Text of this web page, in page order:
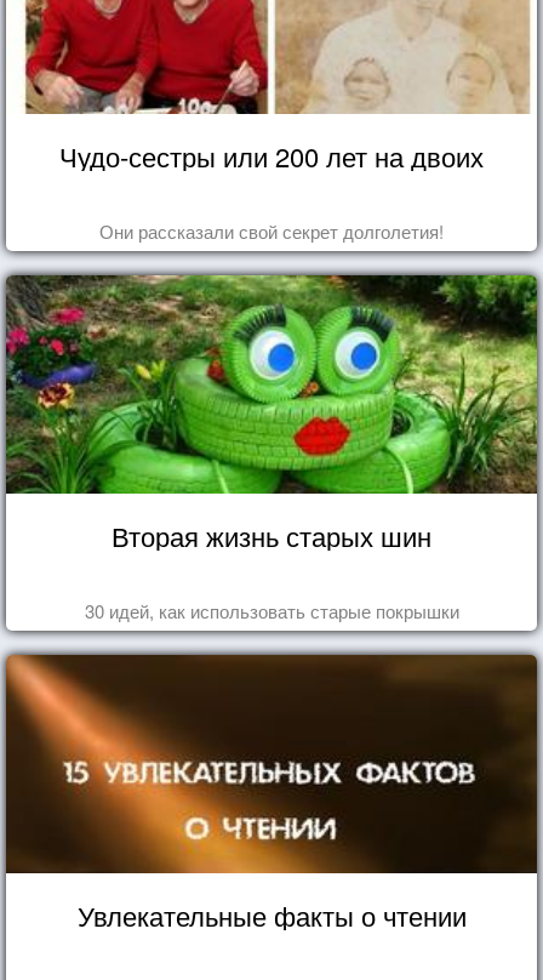
Чудо-сестры или 200 лет на двоих
Они рассказали свой секрет долголетия!
Вторая жизнь старых шин
30 идей, как использовать старые покрышки
Увлекательные факты о чтении